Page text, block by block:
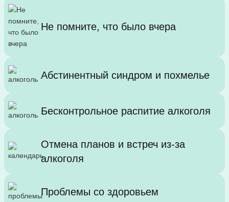
Не помните, что было вчера
Абстинентный синдром и похмелье
Бесконтрольное распитие алкоголя
Отмена планов и встреч из-за
алкоголя
Проблемы со здоровьем